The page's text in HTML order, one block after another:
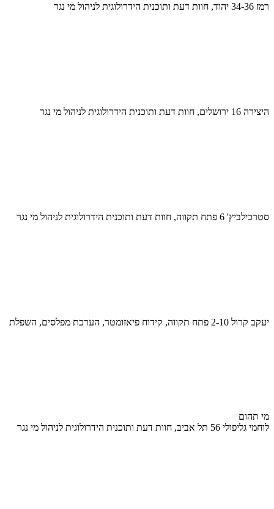
רמז 34-36 יהוד, חוות דעת ותוכנית הידרולוגית לניהול מי נגר
היצירה 16 ירושלים, חוות דעת ותוכנית הידרולוגית לניהול מי נגר
סטרכילביץ' 6 פתח תקווה, חוות דעת ותוכנית הידרולוגית לניהול מי נגר
יעקב קרול 2-10 פתח תקווה, קידוח פיאזומטר, הערכת מפלסים, השפלת
מי תהום
לוחמי גליפולי 56 תל אביב, חוות דעת ותוכנית הידרולוגית לניהול מי נגר